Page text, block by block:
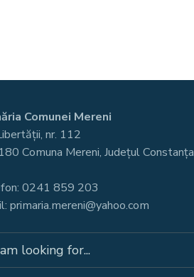
Comunei Mereni
nr. 112
Comuna Mereni, Județul Constanța
0241 859 203
primaria.mereni@yahoo.com